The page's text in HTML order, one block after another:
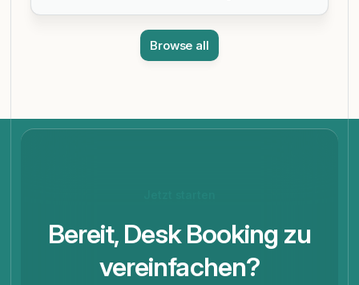
Browse all
Bereit, Desk Booking zu
vereinfachen?